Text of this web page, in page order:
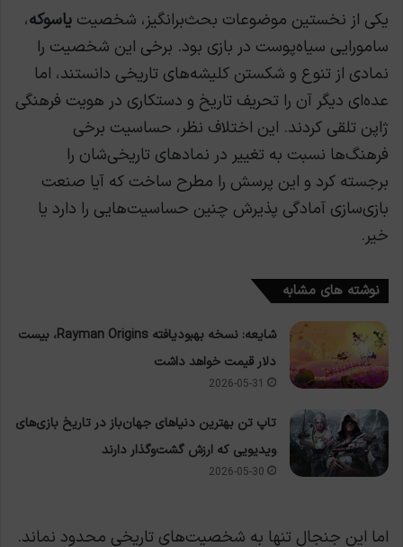
یکی از نخستین موضوعات بحث‌برانگیز، شخصیت یاسوکه،
سامورایی سیاه‌پوست در بازی بود. برخی این شخصیت را
نمادی از تنوع و شکستن کلیشه‌های تاریخی دانستند، اما
عده‌ای دیگر آن را تحریف تاریخ و دستکاری در هویت فرهنگی
ژاپن تلقی کردند. این اختلاف نظر، حساسیت برخی
فرهنگ‌ها نسبت به تغییر در نمادهای تاریخی‌شان را
برجسته کرد و این پرسش را مطرح ساخت که آیا صنعت
بازی‌سازی آمادگی پذیرش چنین حساسیت‌هایی را دارد یا
خیر.
نوشته های مشابه
شایعه: نسخه بهبودیافته Rayman Origins، بیست
دلار قیمت خواهد داشت
2026-05-31
تاپ تن بهترین دنیاهای جهان‌باز در تاریخ بازی‌های
ویدیویی که ارزش گشت‌وگذار دارند
2026-05-30
اما این جنجال تنها به شخصیت‌های تاریخی محدود نماند.